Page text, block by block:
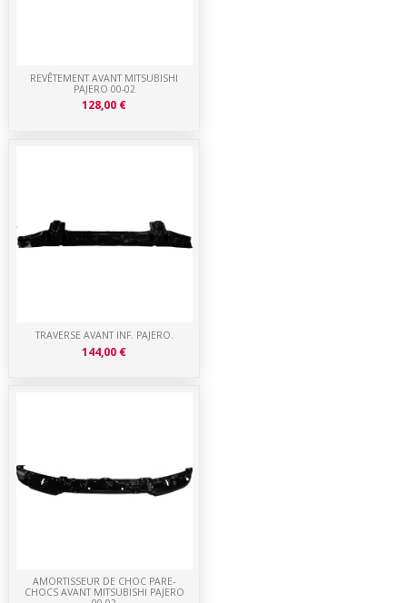
AMORTISSEUR DE CHOC PARE-
CHOCS AVANT MITSUBISHI PAJERO
TRAVERSE AVANT INF. PAJERO.
144,00 €
REVÊTEMENT AVANT MITSUBISHI
PAJERO 00-02
128,00 €